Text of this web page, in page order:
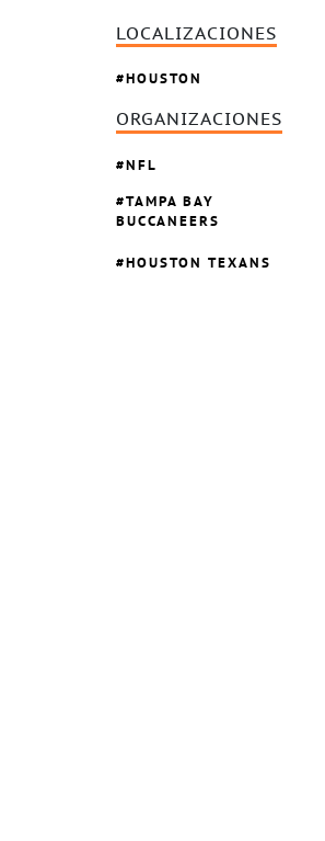
LOCALIZACIONES
HOUSTON
ORGANIZACIONES
NFL
TAMPA BAY
BUCCANEERS
HOUSTON TEXANS